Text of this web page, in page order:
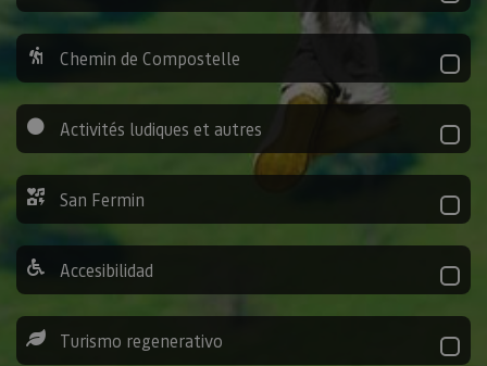
Chemin de Compostelle
Activités ludiques et autres
San Fermin
Accesibilidad
Turismo regenerativo